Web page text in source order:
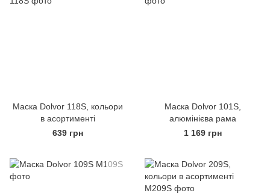
Маска Dolvor 118S, кольори
в асортименті
639 грн
Маска Dolvor 101S,
алюмінієва рама
1 169 грн